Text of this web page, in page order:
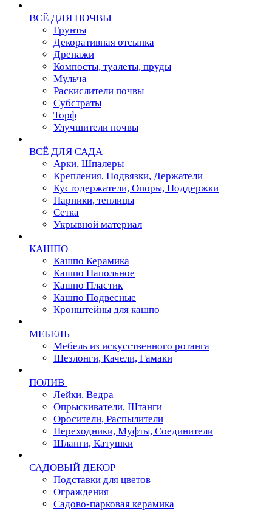
ВСЁ ДЛЯ ПОЧВЫ
Грунты
Декоративная отсыпка
Дренажи
Компосты, туалеты, пруды
Мульча
Раскислители почвы
Субстраты
Торф
Улучшители почвы
ВСЁ ДЛЯ САДА
Арки, Шпалеры
Крепления, Подвязки, Держатели
Кустодержатели, Опоры, Поддержки
Парники, теплицы
Сетка
Укрывной материал
КАШПО
Кашпо Керамика
Кашпо Напольное
Кашпо Пластик
Кашпо Подвесные
Кронштейны для кашпо
МЕБЕЛЬ
Мебель из искусственного ротанга
Шезлонги, Качели, Гамаки
ПОЛИВ
Лейки, Ведра
Опрыскиватели, Штанги
Оросители, Распылители
Переходники, Муфты, Соединители
Шланги, Катушки
САДОВЫЙ ДЕКОР
Подставки для цветов
Ограждения
Садово-парковая керамика